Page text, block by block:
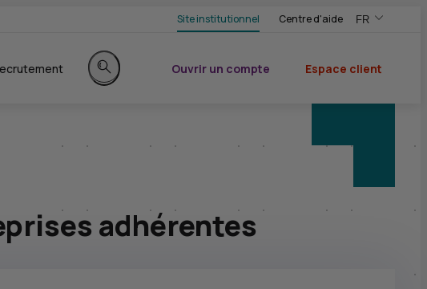
Site institutionnel Centre d'aide FR
,Version
,Changer de
Rechercher sur le site
Ouvrir un compte
Espace client
adhérentes